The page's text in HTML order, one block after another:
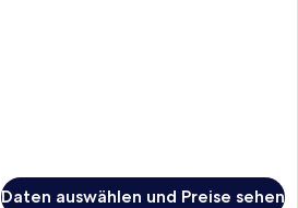
Daten auswählen und Preise sehen